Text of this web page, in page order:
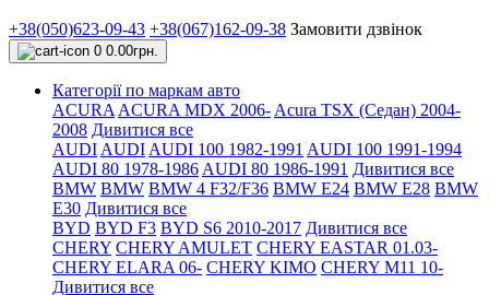
+38(050)623-09-43 +38(067)162-09-38 Замовити дзвінок
0 0.00грн.
Категорії по маркам авто
ACURA ACURA MDX 2006- Acura TSX (Седан) 2004-
2008 Дивитися все
AUDI AUDI AUDI 100 1982-1991 AUDI 100 1991-1994
AUDI 80 1978-1986 AUDI 80 1986-1991 Дивитися все
BMW BMW BMW 4 F32/F36 BMW E24 BMW E28 BMW
E30 Дивитися все
BYD BYD F3 BYD S6 2010-2017 Дивитися все
CHERY CHERY AMULET CHERY EASTAR 01.03-
CHERY ELARA 06- CHERY KIMO CHERY M11 10-
Дивитися все